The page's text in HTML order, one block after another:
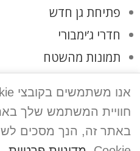
פתיחת גן חדש
חדרי ג’ימבורי
תמונות מהשטח
מדיניות פרטיות
חוויית המשתמש שלך
באתר זה, הנך מסכים